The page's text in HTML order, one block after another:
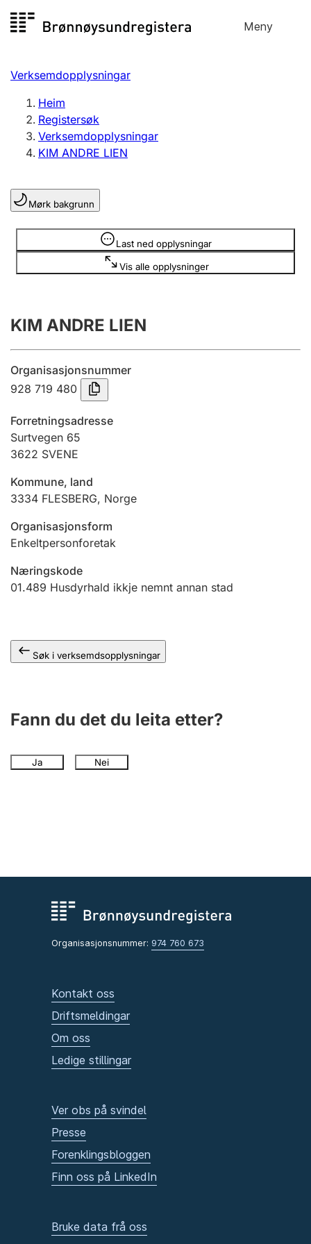
til
Meny
Registersøk
Aksjeselskap
Enkeltpersonføretak
Registrere, endre, slette
Lag og foreining
Registrere, endre, slette
Innsending og forseinkingsgebyr
Tinglysing
Jeger
Ektepaktrettleiaren
Andre tema
Verksemdopplysningar
Heim
Registersøk
Verksemdopplysningar
KIM ANDRE LIEN
Mørk bakgrunn
Last ned opplysningar
Vis alle opplysninger
Opplysninger er skjult
KIM ANDRE LIEN
Organisasjonsnummer
928 719 480
Forretningsadresse
Surtvegen 65
3622 SVENE
Kommune, land
3334 FLESBERG, Norge
Organisasjonsform
Enkeltpersonforetak
Næringskode
01.489 Husdyrhald ikkje nemnt annan stad
Søk i verksemdsopplysningar
Fann du det du leita etter?
Ja Nei
Organisasjonsnummer: 974 760 673
Kontakt oss
Driftsmeldingar
Om oss
Ledige stillingar
Ver obs på svindel
Presse
Forenklingsbloggen
Finn oss på LinkedIn
Bruke data frå oss